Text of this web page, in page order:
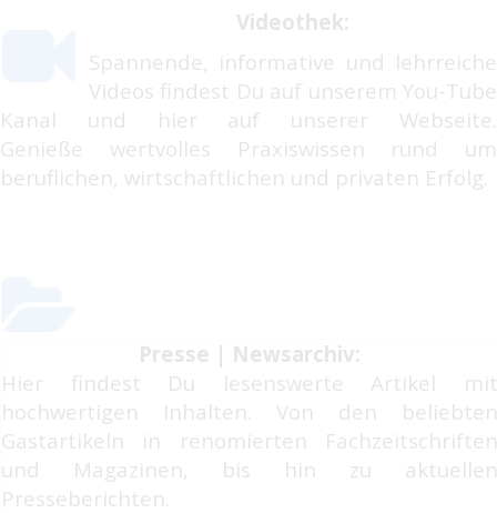
Videothek:
Spannende, informative und lehrreiche
Videos findest Du auf unserem You-Tube
Kanal und hier auf unserer Webseite.
Genieße wertvolles Praxiswissen rund um
beruflichen, wirtschaftlichen und privaten Erfolg.
Presse | Newsarchiv:
Hier findest Du lesenswerte Artikel mit
hochwertigen Inhalten. Von den beliebten
Gastartikeln in renomierten Fachzeitschriften
und Magazinen, bis hin zu aktuellen
Presseberichten.